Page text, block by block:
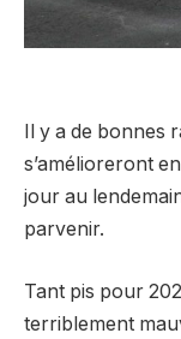
Il y a de bonnes
s’amélioreront
jour au
parvenir.
Tant pis pour
terriblement